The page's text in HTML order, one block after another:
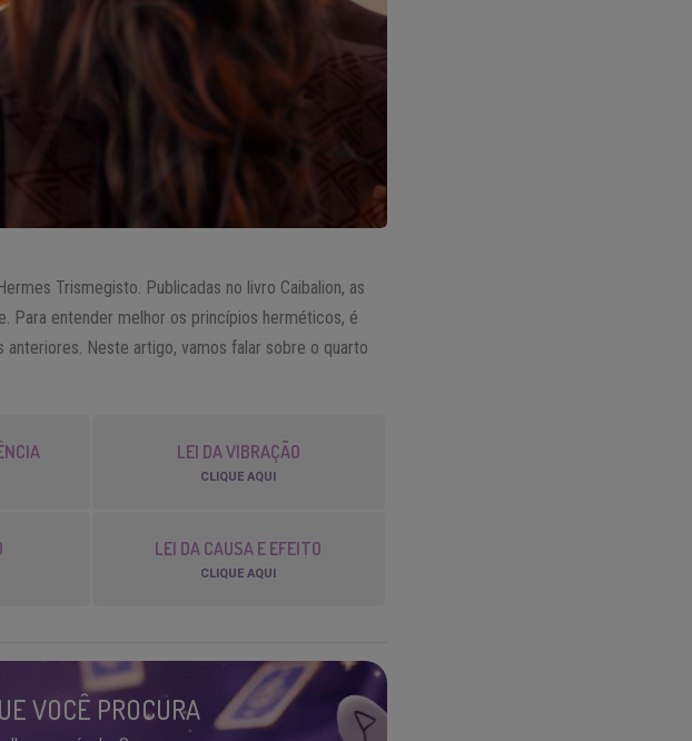
Trismegisto. Publicadas no livro Caibalion, as
Para entender melhor os princípios herméticos, é
Neste artigo, vamos falar sobre o quarto
LEI DA VIBRAÇÃO
CLIQUE AQUI
LEI DA CAUSA E EFEITO
CLIQUE AQUI
VOCÊ PROCURA